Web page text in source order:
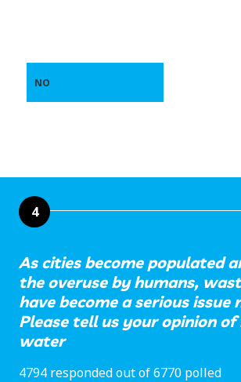
NO
4
As cities become populated
the overuse by humans,
have become a serious issue
Please tell us your opinion
water
4794 responded out of 6770 polled